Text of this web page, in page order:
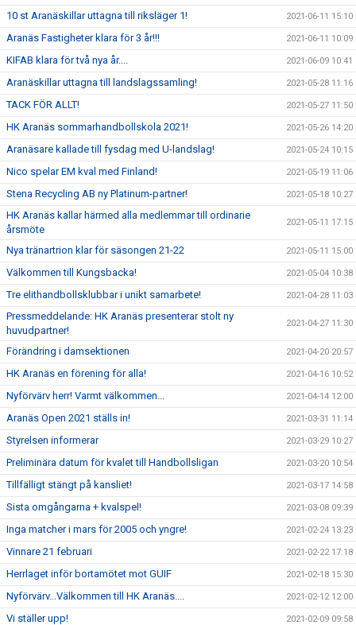
10 st Aranäskillar uttagna till riksläger 1! 2021-06-11 15:10
Aranäs Fastigheter klara för 3 år!!! 2021-06-11 10:09
KIFAB klara för två nya år.... 2021-06-09 10:41
Aranäskillar uttagna till landslagssamling! 2021-05-28 11:16
TACK FÖR ALLT! 2021-05-27 11:50
HK Aranäs sommarhandbollskola 2021! 2021-05-26 14:20
Aranäsare kallade till fysdag med U-landslag! 2021-05-24 10:15
Nico spelar EM kval med Finland! 2021-05-19 11:06
Stena Recycling AB ny Platinum-partner! 2021-05-18 10:27
HK Aranäs kallar härmed alla medlemmar till ordinarie
årsmöte
2021-05-11 17:15
Nya tränartrion klar för säsongen 21-22 2021-05-11 15:00
Välkommen till Kungsbacka! 2021-05-04 10:38
Tre elithandbollsklubbar i unikt samarbete! 2021-04-28 11:03
Pressmeddelande: HK Aranäs presenterar stolt ny
huvudpartner!
2021-04-27 11:30
Förändring i damsektionen 2021-04-20 20:57
HK Aranäs en förening för alla! 2021-04-16 10:52
Nyförvärv herr! Varmt välkommen... 2021-04-14 12:00
Aranäs Open 2021 ställs in! 2021-03-31 11:14
Styrelsen informerar 2021-03-29 10:27
Preliminära datum för kvalet till Handbollsligan 2021-03-20 10:54
Tillfälligt stängt på kansliet! 2021-03-17 14:58
Sista omgångarna + kvalspel! 2021-03-08 09:39
Inga matcher i mars för 2005 och yngre! 2021-02-24 13:23
Vinnare 21 februari 2021-02-22 17:18
Herrlaget inför bortamötet mot GUIF 2021-02-18 15:30
Nyförvärv...Välkommen till HK Aranäs.... 2021-02-12 12:00
Vi ställer upp! 2021-02-09 09:58